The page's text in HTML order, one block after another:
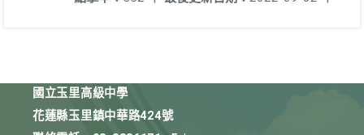
國立玉里高級中學
花蓮縣玉里鎮中華路424號